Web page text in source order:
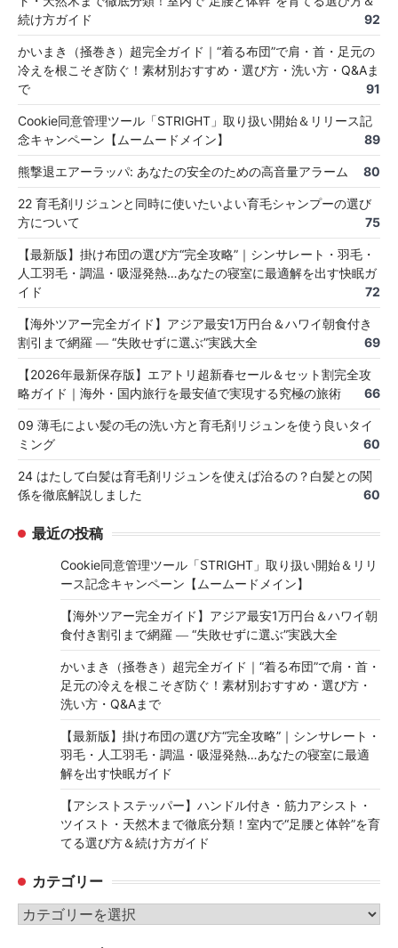
続け方ガイド
92
かいまき（掻巻き）超完全ガイド｜“着る布団”で肩・首・足元の
冷えを根こそぎ防ぐ！素材別おすすめ・選び方・洗い方・Q&Aま
で
91
Cookie同意管理ツール「STRIGHT」取り扱い開始＆リリース記
念キャンペーン【ムームードメイン】
89
熊撃退エアーラッパ: あなたの安全のための高音量アラーム 80
22 育毛剤リジュンと同時に使いたいよい育毛シャンプーの選び
方について
75
【最新版】掛け布団の選び方“完全攻略”｜シンサレート・羽毛・
人工羽毛・調温・吸湿発熱…あなたの寝室に最適解を出す快眠ガ
イド
72
【海外ツアー完全ガイド】アジア最安1万円台＆ハワイ朝食付き
割引まで網羅 ― “失敗せずに選ぶ”実践大全
69
【2026年最新保存版】エアトリ超新春セール＆セット割完全攻
略ガイド｜海外・国内旅行を最安値で実現する究極の旅術
66
09 薄毛によい髪の毛の洗い方と育毛剤リジュンを使う良いタイ
ミング
60
24 はたして白髪は育毛剤リジュンを使えば治るの？白髪との関
係を徹底解説しました
60
最近の投稿
Cookie同意管理ツール「STRIGHT」取り扱い開始＆リリ
ース記念キャンペーン【ムームードメイン】
【海外ツアー完全ガイド】アジア最安1万円台＆ハワイ朝
食付き割引まで網羅 ― “失敗せずに選ぶ”実践大全
かいまき（掻巻き）超完全ガイド｜“着る布団”で肩・首・
足元の冷えを根こそぎ防ぐ！素材別おすすめ・選び方・
洗い方・Q&Aまで
【最新版】掛け布団の選び方“完全攻略”｜シンサレート・
羽毛・人工羽毛・調温・吸湿発熱…あなたの寝室に最適
解を出す快眠ガイド
【アシストステッパー】ハンドル付き・筋力アシスト・
ツイスト・天然木まで徹底分類！室内で“足腰と体幹”を育
てる選び方＆続け方ガイド
カテゴリー
カ